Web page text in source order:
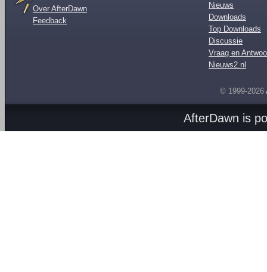
Over AfterDawn
Feedback
Nieuws
Downloads
Top Downloads
Discussie
Vraag en
Nieuws2.nl
© 1999-2026
AfterDawn is